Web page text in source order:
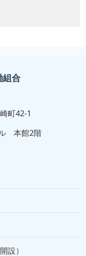
組合
町42-1
本館2階
設）